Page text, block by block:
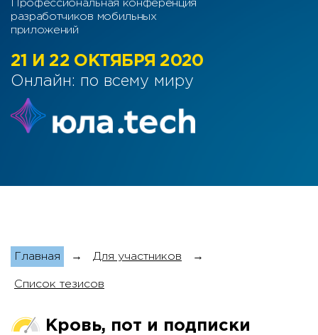
Профессиональная конференция
разработчиков мобильных
приложений
21 И 22 ОКТЯБРЯ 2020
Онлайн: по всему миру
Главная → Для участников →
Список тезисов
Кровь, пот и подписки